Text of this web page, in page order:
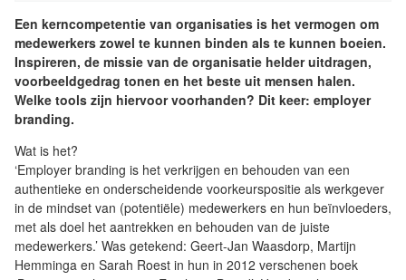
Een kerncompetentie van organisaties is het vermogen om
medewerkers zowel te kunnen binden als te kunnen boeien.
Inspireren, de missie van de organisatie helder uitdragen,
voorbeeldgedrag tonen en het beste uit mensen halen.
Welke tools zijn hiervoor voorhanden? Dit keer: employer
branding.
Wat is het?
‘Employer branding is het verkrijgen en behouden van een
authentieke en onderscheidende voorkeurspositie als werkgever
in de mindset van (potentiële) medewerkers en hun beïnvloeders,
met als doel het aantrekken en behouden van de juiste
medewerkers.’ Was getekend: Geert-Jan Waasdorp, Martijn
Hemminga en Sarah Roest in hun in 2012 verschenen boek